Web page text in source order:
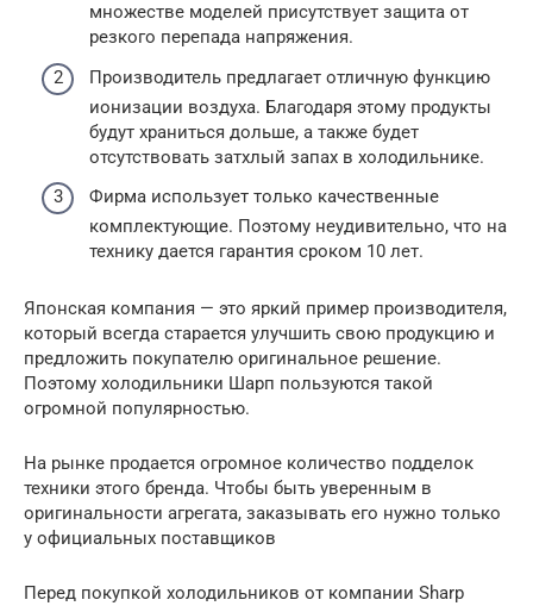
множестве моделей присутствует защита от
резкого перепада напряжения.
Производитель предлагает отличную функцию
ионизации воздуха. Благодаря этому продукты
будут храниться дольше, а также будет
отсутствовать затхлый запах в холодильнике.
Фирма использует только качественные
комплектующие. Поэтому неудивительно, что на
технику дается гарантия сроком 10 лет.
Японская компания — это яркий пример производителя,
который всегда старается улучшить свою продукцию и
предложить покупателю оригинальное решение.
Поэтому холодильники Шарп пользуются такой
огромной популярностью.
На рынке продается огромное количество подделок
техники этого бренда. Чтобы быть уверенным в
оригинальности агрегата, заказывать его нужно только
у официальных поставщиков
Перед покупкой холодильников от компании Sharp